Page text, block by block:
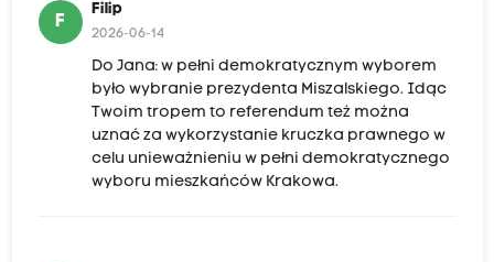
F
Filip
2026-06-14
Do Jana: w pełni demokratycznym wyborem
było wybranie prezydenta Miszalskiego. Idąc
Twoim tropem to referendum też można
uznać za wykorzystanie kruczka prawnego w
celu unieważnieniu w pełni demokratycznego
wyboru mieszkańców Krakowa.